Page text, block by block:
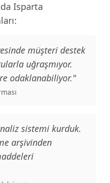
Isparta
müşteri destek
uğraşmıyor.
odaklanabiliyor."
sistemi kurduk.
arşivinden